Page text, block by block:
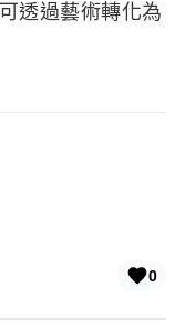
透過藝術轉化為
0